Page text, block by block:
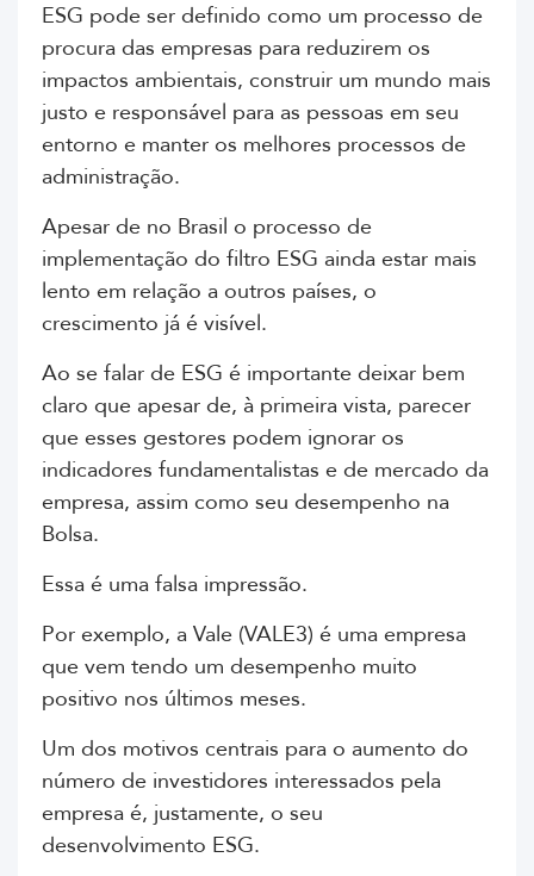
ESG pode ser definido como um processo de
procura das empresas para reduzirem os
impactos ambientais, construir um mundo mais
justo e responsável para as pessoas em seu
entorno e manter os melhores processos de
administração.
Apesar de no Brasil o processo de
implementação do filtro ESG ainda estar mais
lento em relação a outros países, o
crescimento já é visível.
Ao se falar de ESG é importante deixar bem
claro que apesar de, à primeira vista, parecer
que esses gestores podem ignorar os
indicadores fundamentalistas e de mercado da
empresa, assim como seu desempenho na
Bolsa.
Essa é uma falsa impressão.
Por exemplo, a Vale (VALE3) é uma empresa
que vem tendo um desempenho muito
positivo nos últimos meses.
Um dos motivos centrais para o aumento do
número de investidores interessados pela
empresa é, justamente, o seu
desenvolvimento ESG.